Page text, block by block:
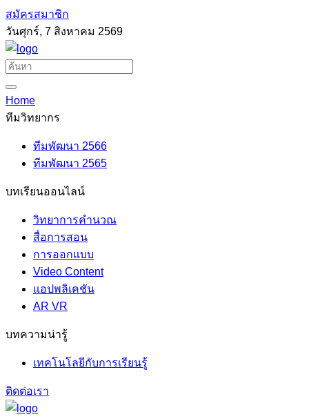
สมัครสมาชิก
วันศุกร์, 7 สิงหาคม 2569
Home
ทีมวิทยากร
ทีมพัฒนา 2566
ทีมพัฒนา 2565
บทเรียนออนไลน์
วิทยาการคำนวณ
สื่อการสอน
การออกแบบ
Video Content
แอปพลิเคชัน
AR VR
บทความน่ารู้
เทคโนโลยีกับการเรียนรู้
ติดต่อเรา